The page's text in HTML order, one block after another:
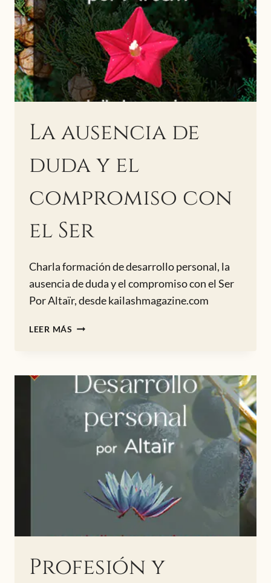
La ausencia de
duda y el
compromiso con
el Ser
Charla formación de desarrollo personal, la
ausencia de duda y el compromiso con el Ser
Por Altaïr, desde kailashmagazine.com
LEER MÁS LA
EL
COMPROMISO
CON
Profesión y